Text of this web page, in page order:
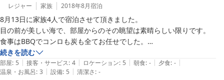
レジャー 家族 2018年8月宿泊
8月13日に家族4人で宿泊させて頂きました。
目の前が美しい海で、部屋からのその眺望は素晴らしい限りです。
食事はBBQでコンロも炭も全てお任せでした。
食材のみ持参して簡単にBBQが楽しめて子供たちも喜んでくれまし
た。
夕暮れの中でBBQを楽しみ、夜は10時過ぎに心地良い波音を聴きなが
続きを読む
部屋: 5 | 接客・サービス: 4 | ロケーション: 5 | 朝食: - | 夕食: - |
温泉・お風呂: 3 | 設備: 5 | 清潔さ: -